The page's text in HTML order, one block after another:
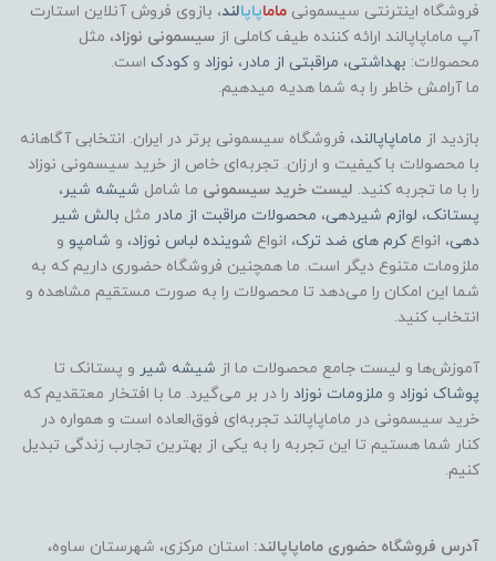
فروشگاه اینترنتی سیسمونی ماماپاپالند، بازوی فروش آنلاین استارت
آپ ماماپاپالند ارائه کننده طیف کاملی از سیسمونی نوزاد، مثل
محصولات: بهداشتی، مراقبتی از مادر، نوزاد وکودک است.
ما آرامش خاطر را به شما هدیه میدهیم.
بازدید از ماماپاپالند، فروشگاه سیسمونی برتر در ایران. انتخابی آگاهانه
با محصولات با کیفیت و ارزان. تجربه‌ای خاص از خرید سیسمونی نوزاد
را با ما تجربه کنید. لیست خرید سیسمونی ما شامل شیشه شیر،
پستانک، لوازم شیردهی، محصولات مراقبت از مادر مثل بالش شیر
دهی، انواعکرم های ضد ترک، انواع شوینده لباس نوزاد، و شامپو و
ملزومات متنوع دیگر است. ما همچنین فروشگاه حضوری داریم که به
شما این امکان را می‌دهد تا محصولات را به صورت مستقیم مشاهده و
انتخاب کنید.
آموزش‌ها و لیست جامع محصولات ما از شیشه شیر و پستانک تا
پوشاک نوزاد و ملزومات نوزاد را در بر می‌گیرد. ما با افتخار معتقدیم که
خرید سیسمونی در ماماپاپالند تجربه‌ای فوق‌العاده است و همواره در
کنار شما هستیم تا این تجربه را به یکی از بهترین تجارب زندگی تبدیل
کنیم.
آدرس فروشگاه حضوری ماماپاپالند: استان مرکزی، شهرستان ساوه،